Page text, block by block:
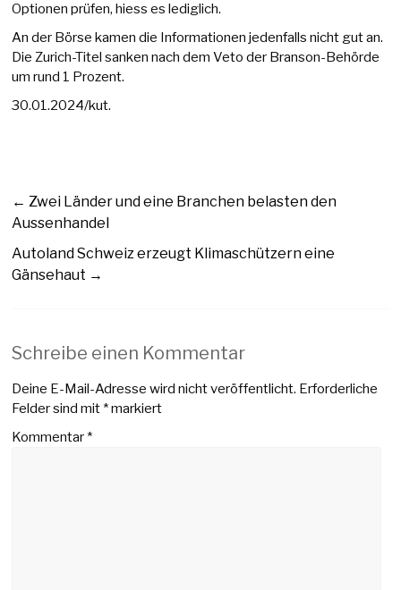
Optionen prüfen, hiess es lediglich.
An der Börse kamen die Informationen jedenfalls nicht gut an.
Die Zurich-Titel sanken nach dem Veto der Branson-Behörde
um rund 1 Prozent.
30.01.2024/kut.
← Zwei Länder und eine Branchen belasten den
Aussenhandel
Autoland Schweiz erzeugt Klimaschützern eine
Gänsehaut →
Schreibe einen Kommentar
Deine E-Mail-Adresse wird nicht veröffentlicht. Erforderliche
Felder sind mit*markiert
Kommentar*